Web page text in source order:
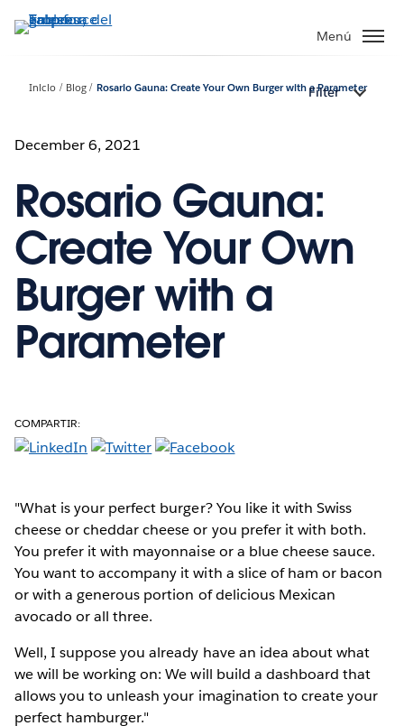
Menú
Inicio Blog Rosario Gauna: Create Your Own Burger with a Parameter
Filter
December 6, 2021
Rosario Gauna:
Create Your Own
Burger with a
Parameter
COMPARTIR:
"What is your perfect burger? You like it with Swiss
cheese or cheddar cheese or you prefer it with both.
You prefer it with mayonnaise or a blue cheese sauce.
You want to accompany it with a slice of ham or bacon
or with a generous portion of delicious Mexican
avocado or all three.
Well, I suppose you already have an idea about what
we will be working on: We will build a dashboard that
allows you to unleash your imagination to create your
perfect hamburger."